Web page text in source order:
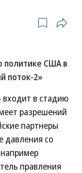
политике США в
поток-2»
входит в стадию
разрешений
партнеры
давления со
правления